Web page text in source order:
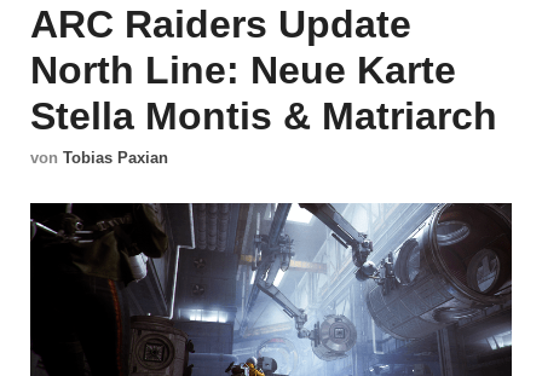
ARC Raiders Update
North Line: Neue Karte
Stella Montis & Matriarch
von Tobias Paxian